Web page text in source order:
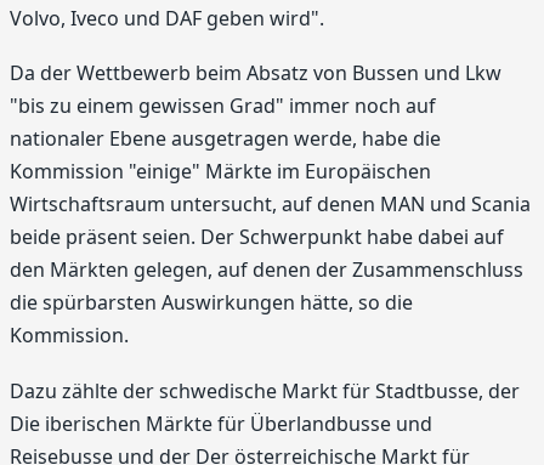
Volvo, Iveco und DAF geben wird".
Da der Wettbewerb beim Absatz von Bussen und Lkw
"bis zu einem gewissen Grad" immer noch auf
nationaler Ebene ausgetragen werde, habe die
Kommission "einige" Märkte im Europäischen
Wirtschaftsraum untersucht, auf denen MAN und Scania
beide präsent seien. Der Schwerpunkt habe dabei auf
den Märkten gelegen, auf denen der Zusammenschluss
die spürbarsten Auswirkungen hätte, so die
Kommission.
Dazu zählte der schwedische Markt für Stadtbusse, der
Die iberischen Märkte für Überlandbusse und
Reisebusse und der Der österreichische Markt für